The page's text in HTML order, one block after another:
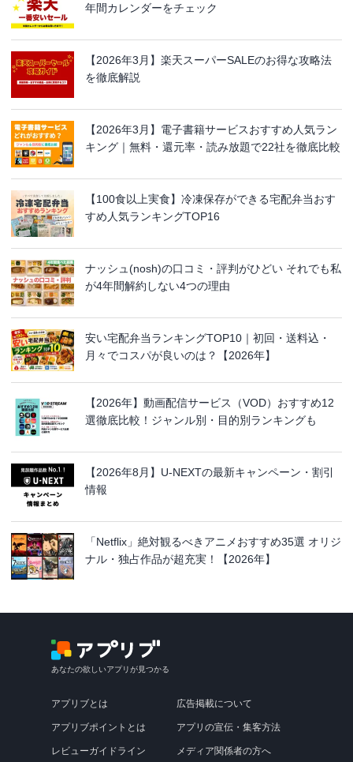
年間カレンダーをチェック
【2026年3月】楽天スーパーSALEのお得な攻略法
を徹底解説
【2026年3月】電子書籍サービスおすすめ人気ラン
キング｜無料・還元率・読み放題で22社を徹底比較
【100食以上実食】冷凍保存ができる宅配弁当おす
すめ人気ランキングTOP16
ナッシュ(nosh)の口コミ・評判がひどい それでも私
が4年間解約しない4つの理由
安い宅配弁当ランキングTOP10｜初回・送料込・
月々でコスパが良いのは？【2026年】
【2026年】動画配信サービス（VOD）おすすめ12
選徹底比較！ジャンル別・目的別ランキングも
【2026年8月】U-NEXTの最新キャンペーン・割引
情報
「Netflix」絶対観るべきアニメおすすめ35選 オリジ
ナル・独占作品が超充実！【2026年】
あなたの欲しいアプリが見つかる
アプリブとは
アプリブポイントとは
レビューガイドライン
広告掲載について
アプリの宣伝・集客方法
メディア関係者の方へ